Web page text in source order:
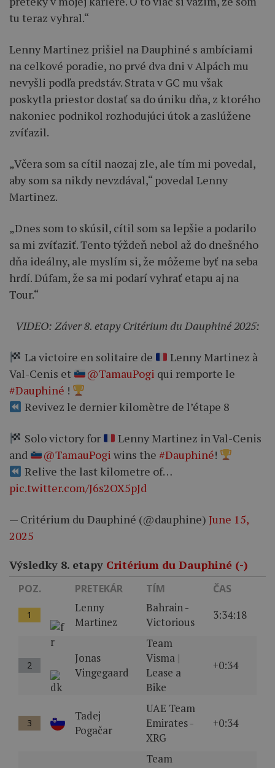
tu teraz vyhral.“
Lenny Martinez prišiel na Dauphiné s ambíciami
na celkové poradie, no prvé dva dni v Alpách mu
nevyšli podľa predstáv. Strata v GC mu však
poskytla priestor dostať sa do úniku dňa, z ktorého
nakoniec podnikol rozhodujúci útok a zaslúžene
zvíťazil.
„Včera som sa cítil naozaj zle, ale tím mi povedal,
aby som sa nikdy nevzdával,“ povedal Lenny
Martinez.
„Dnes som to skúsil, cítil som sa lepšie a podarilo
sa mi zvíťaziť. Tento týždeň nebol až do dnešného
dňa ideálny, ale myslím si, že môžeme byť na seba
hrdí. Dúfam, že sa mi podarí vyhrať etapu aj na
Tour.“
VIDEO: Záver 8. etapy Critérium du Dauphiné 2025:
La victoire en solitaire de
Lenny Martinez à
Val-Cenis et
@TamauPogi qui remporte le
#Dauphiné !
Revivez le dernier kilomètre de l’étape 8
Solo victory for
Lenny Martinez in Val-Cenis
and
@TamauPogi wins the #Dauphiné!
Relive the last kilometre of…
pic.twitter.com/J6s2OX5pJd
— Critérium du Dauphiné (@dauphine) June 15,
2025
Výsledky 8. etapy Critérium du Dauphiné (-)
POZ. PRETEKÁR TÍM ČAS
1
Lenny
Martinez
Bahrain -
Victorious
3:34:18
2
Jonas
Vingegaard
Team
Visma |
Lease a
Bike
+0:34
3
Tadej
Pogačar
UAE Team
Emirates -
XRG
+0:34
Team